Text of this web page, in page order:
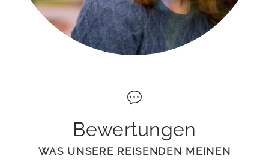
Bewertungen
WAS UNSERE REISENDEN MEINEN